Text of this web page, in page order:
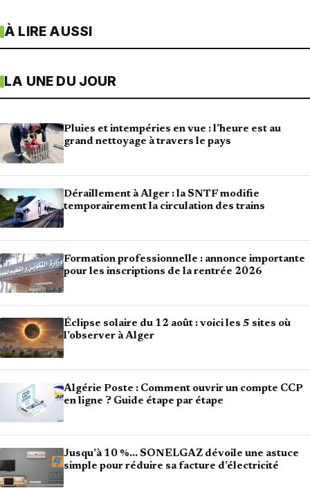
À LIRE AUSSI
LA UNE DU JOUR
Pluies et intempéries en vue : l’heure est au
grand nettoyage à travers le pays
Déraillement à Alger : la SNTF modifie
temporairement la circulation des trains
Formation professionnelle : annonce importante
pour les inscriptions de la rentrée 2026
Éclipse solaire du 12 août : voici les 5 sites où
l’observer à Alger
Algérie Poste : Comment ouvrir un compte CCP
en ligne ? Guide étape par étape
Jusqu’à 10 %… SONELGAZ dévoile une astuce
simple pour réduire sa facture d’électricité